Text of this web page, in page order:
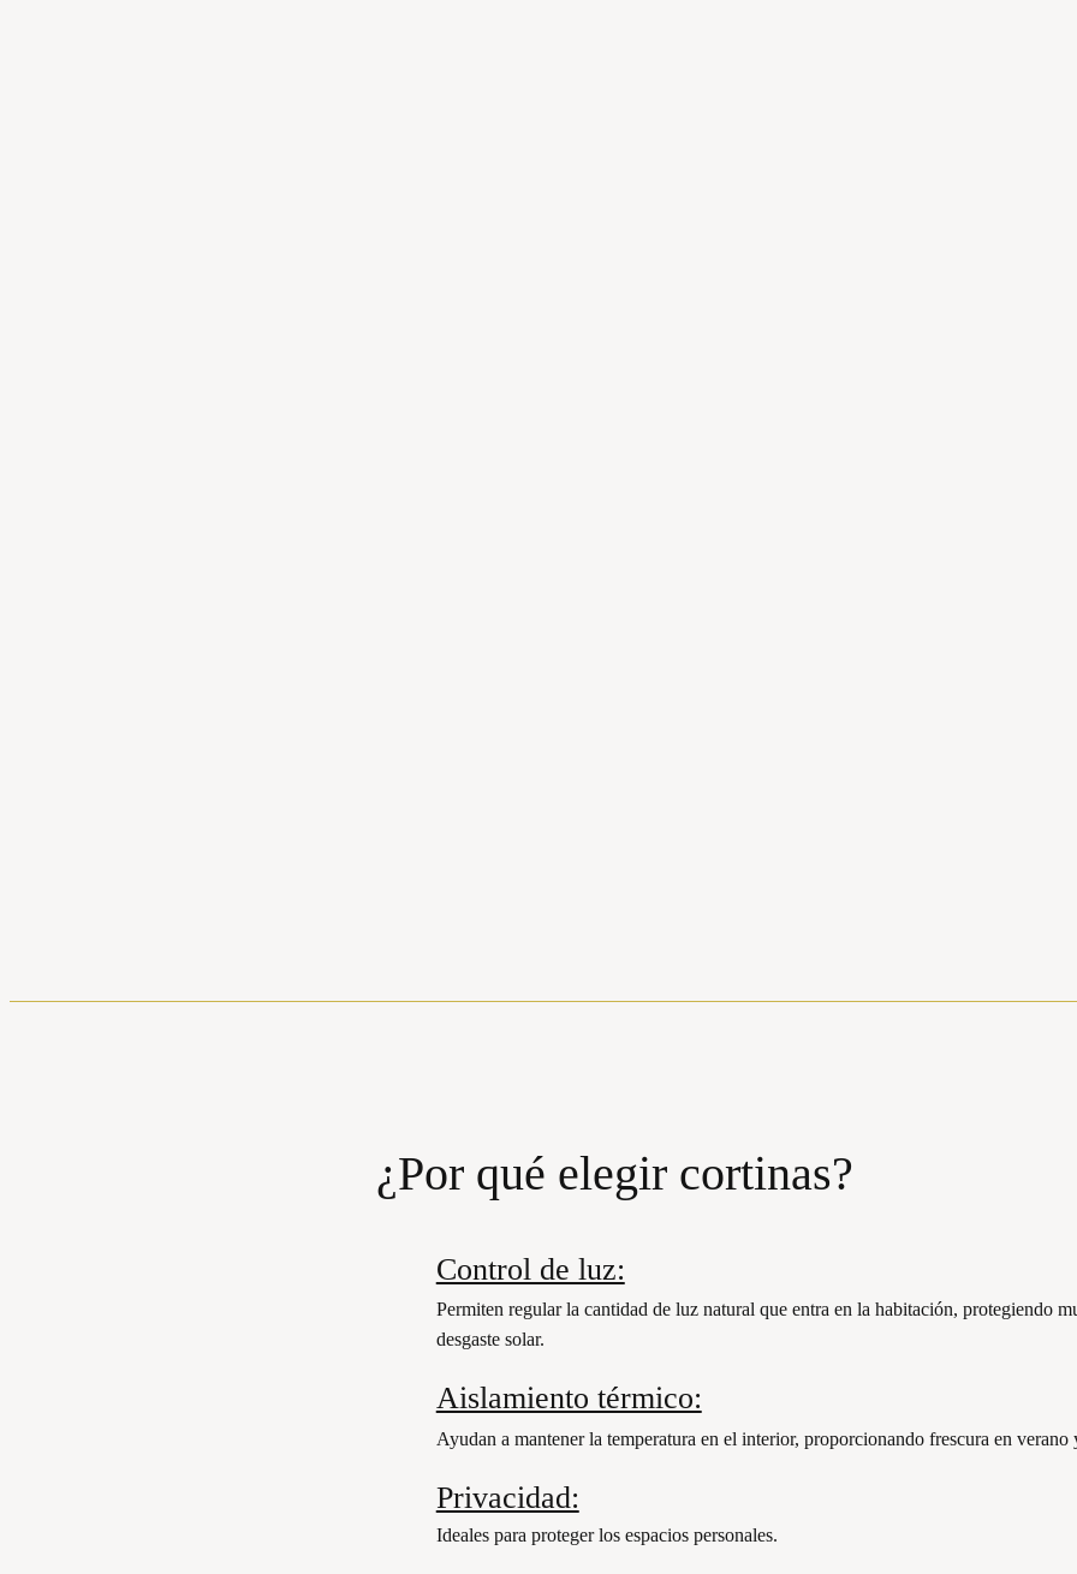
¿Por qué elegir cortinas?
Control de luz:
Permiten regular la cantidad de luz natural que entra en la habitación, protegiendo
desgaste solar.
Aislamiento térmico:
Ayudan a mantener la temperatura en el interior, proporcionando frescura en
Privacidad:
Ideales para proteger los espacios personales.